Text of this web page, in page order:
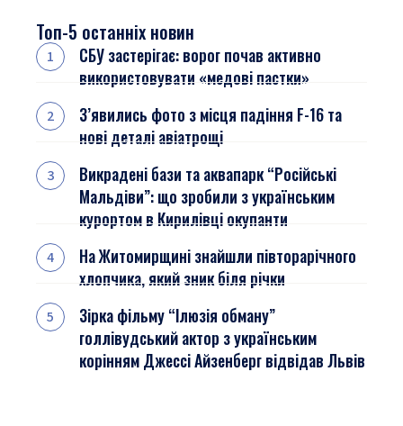
Топ-5 останніх новин
СБУ застерігає: ворог почав активно
використовувати «медові пастки»
З’явились фото з місця падіння F-16 та
нові деталі авіатрощі
Викрадені бази та аквапарк “Російські
Мальдіви”: що зробили з українським
курортом в Кирилівці окупанти
На Житомирщині знайшли півторарічного
хлопчика, який зник біля річки
Зірка фільму “Ілюзія обману”
голлівудський актор з українським
корінням Джессі Айзенберг відвідав Львів